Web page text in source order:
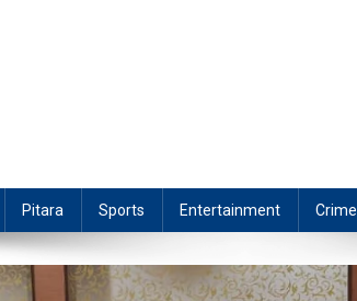
Pitara Sports Entertainment Crime